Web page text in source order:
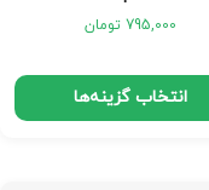
795,000 تومان
انتخاب گزینه‌ها